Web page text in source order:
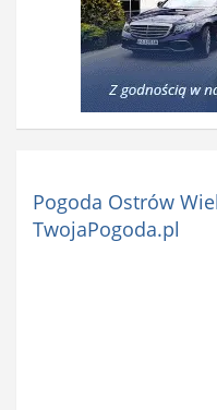
Pogoda Ostrów
TwojaPogoda.pl